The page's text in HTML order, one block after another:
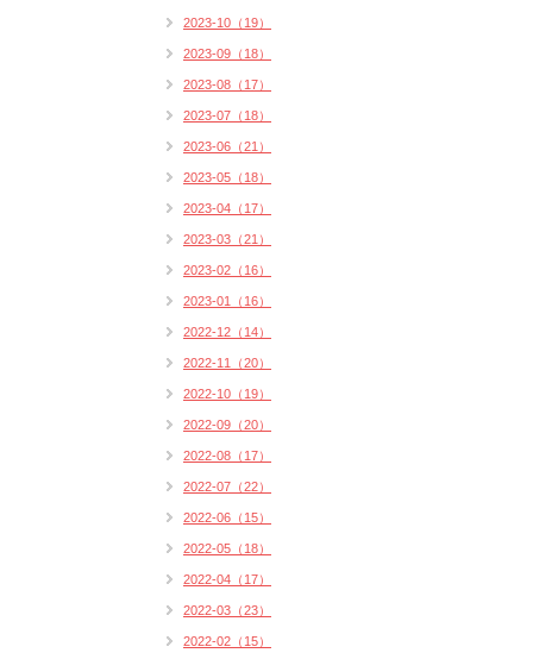
2023-10（19）
2023-09（18）
2023-08（17）
2023-07（18）
2023-06（21）
2023-05（18）
2023-04（17）
2023-03（21）
2023-02（16）
2023-01（16）
2022-12（14）
2022-11（20）
2022-10（19）
2022-09（20）
2022-08（17）
2022-07（22）
2022-06（15）
2022-05（18）
2022-04（17）
2022-03（23）
2022-02（15）